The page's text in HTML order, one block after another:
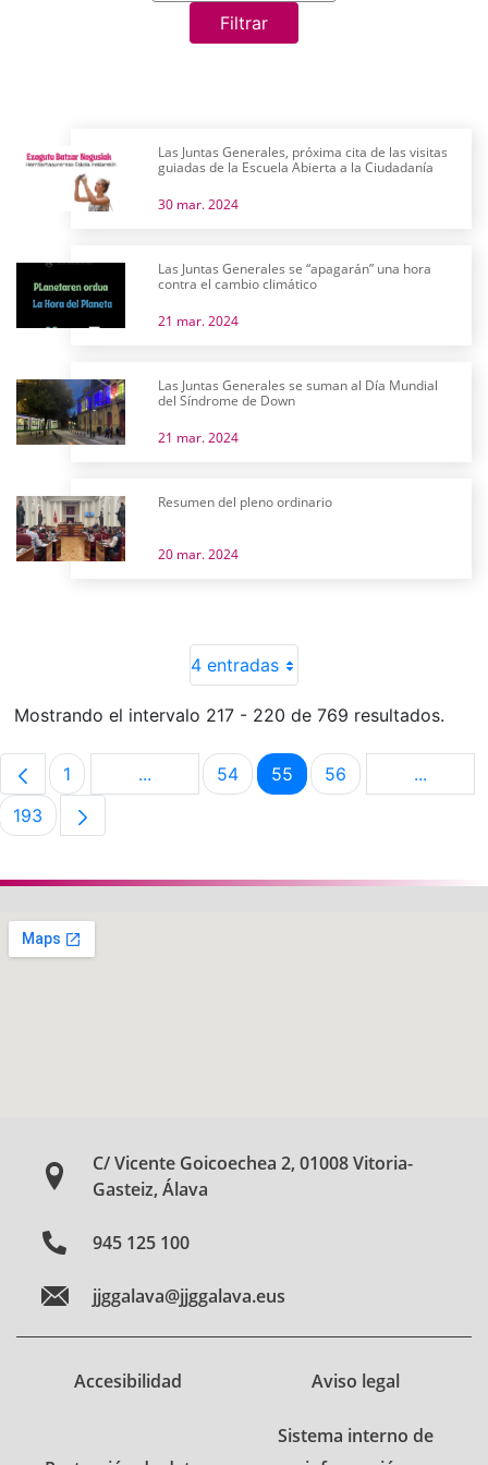
Filtrar
Las Juntas Generales, próxima cita de las visitas
guiadas de la Escuela Abierta a la Ciudadanía
30 mar. 2024
Las Juntas Generales se “apagarán” una hora
contra el cambio climático
21 mar. 2024
Las Juntas Generales se suman al Día Mundial
del Síndrome de Down
21 mar. 2024
Resumen del pleno ordinario
20 mar. 2024
4 entradas
Mostrando el intervalo 217 - 220 de 769 resultados.
Página
1 ...Páginas intermedias Use TAB para
Página
54 Página
55 Página
56 ...
Página
193
C/ Vicente Goicoechea 2, 01008 Vitoria-
Gasteiz, Álava
945 125 100
jjggalava@jjggalava.eus
Accesibilidad Aviso legal
Sistema interno de